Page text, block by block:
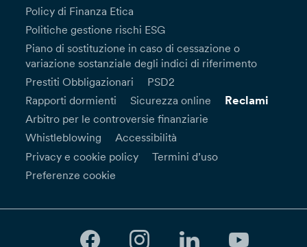
Policy di Finanza Etica
Politiche gestione rischi ESG
Piano di sostituzione in caso di cessazione o
variazione sostanziale degli indici di riferimento
Prestiti Obbligazionari
PSD2
Rapporti dormienti
Sicurezza online Reclami
Arbitro per le controversie finanziarie
Whistleblowing
Accessibilità
Privacy e cookie policy
Termini d’uso
Preferenze cookie